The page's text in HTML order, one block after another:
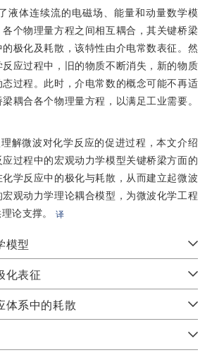
液体连续流的电磁场、能量和动量数学模
个物理量方程之间相互耦合，其关键桥梁
极化及耗散，该特性由介电常数表征。然
应过程中，旧的物质不断消失，新的物质
过程。此时，介电常数的概念可能不再适
耦合各个物理量方程，以满足工业需要。
解微波对化学反应的促进过程，本文介绍
过程中的宏观动力学模型关键桥梁方面的
学反应中的极化与耗散，从而建立起微波
观动力学理论耦合模型，为微波化学工程
论支撑。
译
模型
化表征
体系中的耗散